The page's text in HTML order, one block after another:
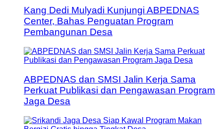
Kang Dedi Mulyadi Kunjungi ABPEDNAS
Center, Bahas Penguatan Program
Pembangunan Desa
ABPEDNAS dan SMSI Jalin Kerja Sama
Perkuat Publikasi dan Pengawasan Program
Jaga Desa